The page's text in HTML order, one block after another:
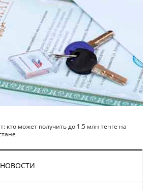
может получить до 1.5 млн тенге на